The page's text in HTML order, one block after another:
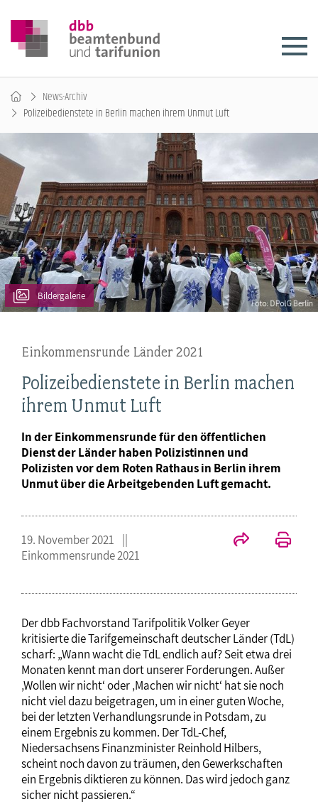
News-Archiv
Polizeibedienstete in Berlin machen ihrem Unmut Luft
Bildergalerie
Einkommensrunde Länder 2021
Polizeibedienstete in Berlin machen
ihrem Unmut Luft
In der Einkommensrunde für den öffentlichen
Dienst der Länder haben Polizistinnen und
Polizisten vor dem Roten Rathaus in Berlin ihrem
Unmut über die Arbeitgebenden Luft gemacht.
19. November 2021
Einkommensrunde 2021
Der dbb Fachvorstand Tarifpolitik Volker Geyer
kritisierte die Tarifgemeinschaft deutscher Länder (TdL)
scharf: „Wann wacht die TdL endlich auf? Seit etwa drei
Monaten kennt man dort unserer Forderungen. Außer
‚Wollen wir nicht‘ oder ‚Machen wir nicht‘ hat sie noch
nicht viel dazu beigetragen, um in einer guten Woche,
bei der letzten Verhandlungsrunde in Potsdam, zu
einem Ergebnis zu kommen. Der TdL-Chef,
Niedersachsens Finanzminister Reinhold Hilbers,
scheint noch davon zu träumen, den Gewerkschaften
ein Ergebnis diktieren zu können. Das wird jedoch ganz
sicher nicht passieren.“